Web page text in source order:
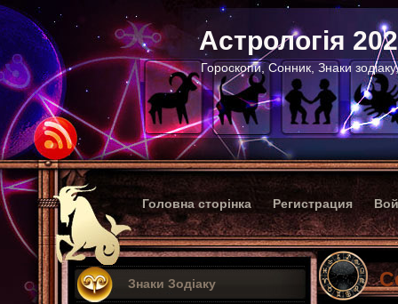
Астрологія
Гороскопи, Сонник, Знаки
Головна сторінка Регистрация
Знаки Зодіаку